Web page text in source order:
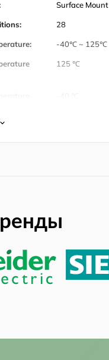
Surface Mount
28
-40℃ ~ 125℃
125 ℃
Status: